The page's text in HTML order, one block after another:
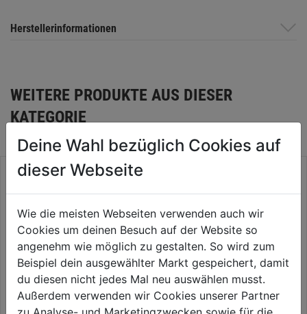
Herstellerinformationen
WEITERE PRODUKTE AUS DIESER
KATEGORIE
Deine Wahl bezüglich Cookies auf
dieser Webseite
Wie die meisten Webseiten verwenden auch wir
Cookies um deinen Besuch auf der Website so
angenehm wie möglich zu gestalten. So wird zum
Beispiel dein ausgewählter Markt gespeichert, damit
du diesen nicht jedes Mal neu auswählen musst.
Außerdem verwenden wir Cookies unserer Partner